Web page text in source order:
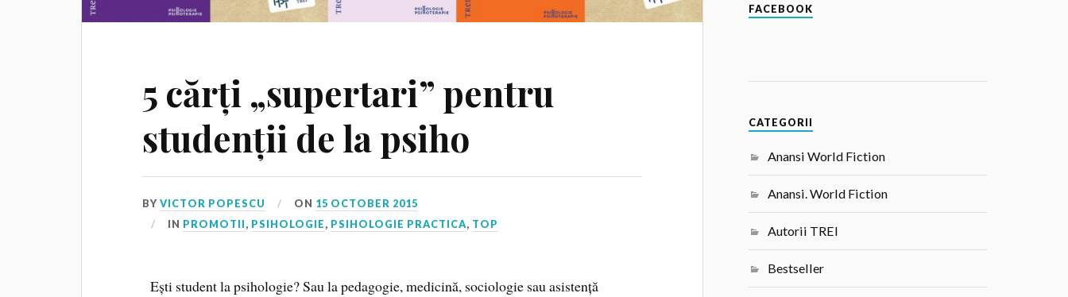
5 cărți „supertari” pentru
studenții de la psiho
BYVICTOR POPESCU ON 15 OCTOBER 2015
IN PROMOTII, PSIHOLOGIE, PSIHOLOGIE PRACTICA, TOP
Ești student la psihologie? Sau la pedagogie, medicină, sociologie sau asistență
FACEBOOK
CATEGORII
Anansi World Fiction
Anansi. World Fiction
Autorii TREI
Bestseller